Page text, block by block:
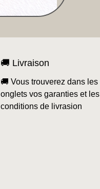
🚚 Livraison
🚚 Vous trouverez dans les
onglets vos garanties et les
conditions de livrasion